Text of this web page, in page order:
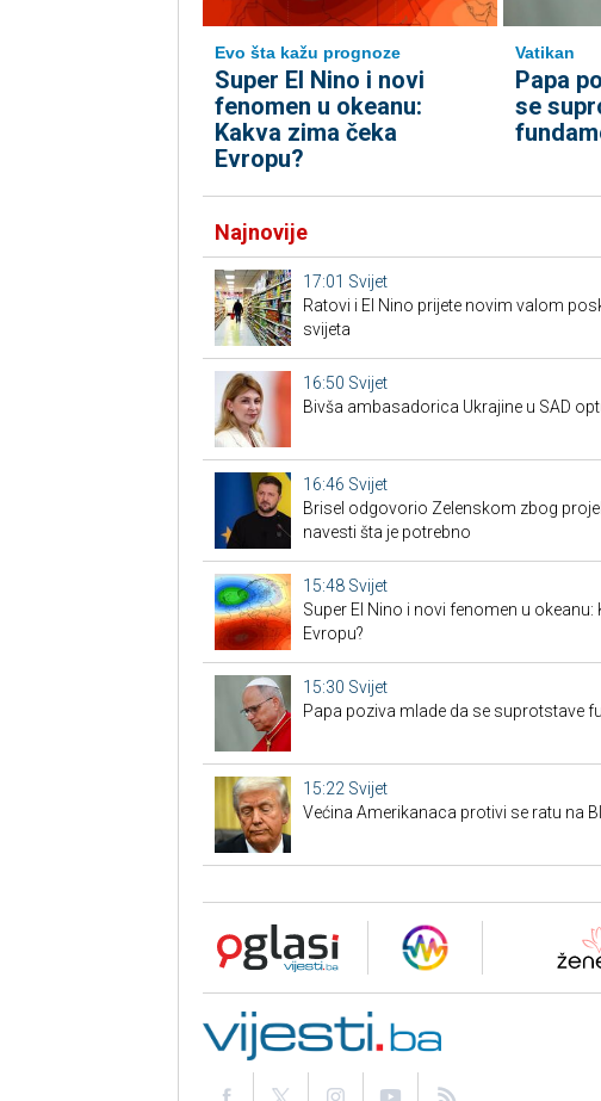
Evo šta kažu prognoze
Super El Nino i novi
fenomen u okeanu:
Kakva zima čeka
Evropu?
Vatikan
Papa
se
Najnovije
17:01 Svijet
Ratovi i El Nino prijete novim valom
svijeta
16:50 Svijet
Bivša ambasadorica Ukrajine u SAD
16:46 Svijet
Brisel odgovorio Zelenskom zbog
navesti šta je potrebno
15:48 Svijet
Super El Nino i novi fenomen u okeanu:
Evropu?
15:30 Svijet
Papa poziva mlade da se suprotstave
15:22 Svijet
Većina Amerikanaca protivi se ratu na